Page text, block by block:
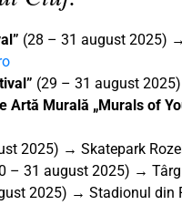
(28 – 31 august 2025)
(29 – 31 august
Artă Murală „Murals of
2025) → Skatepark
– 31 august 2025) →
2025) → Stadionul din